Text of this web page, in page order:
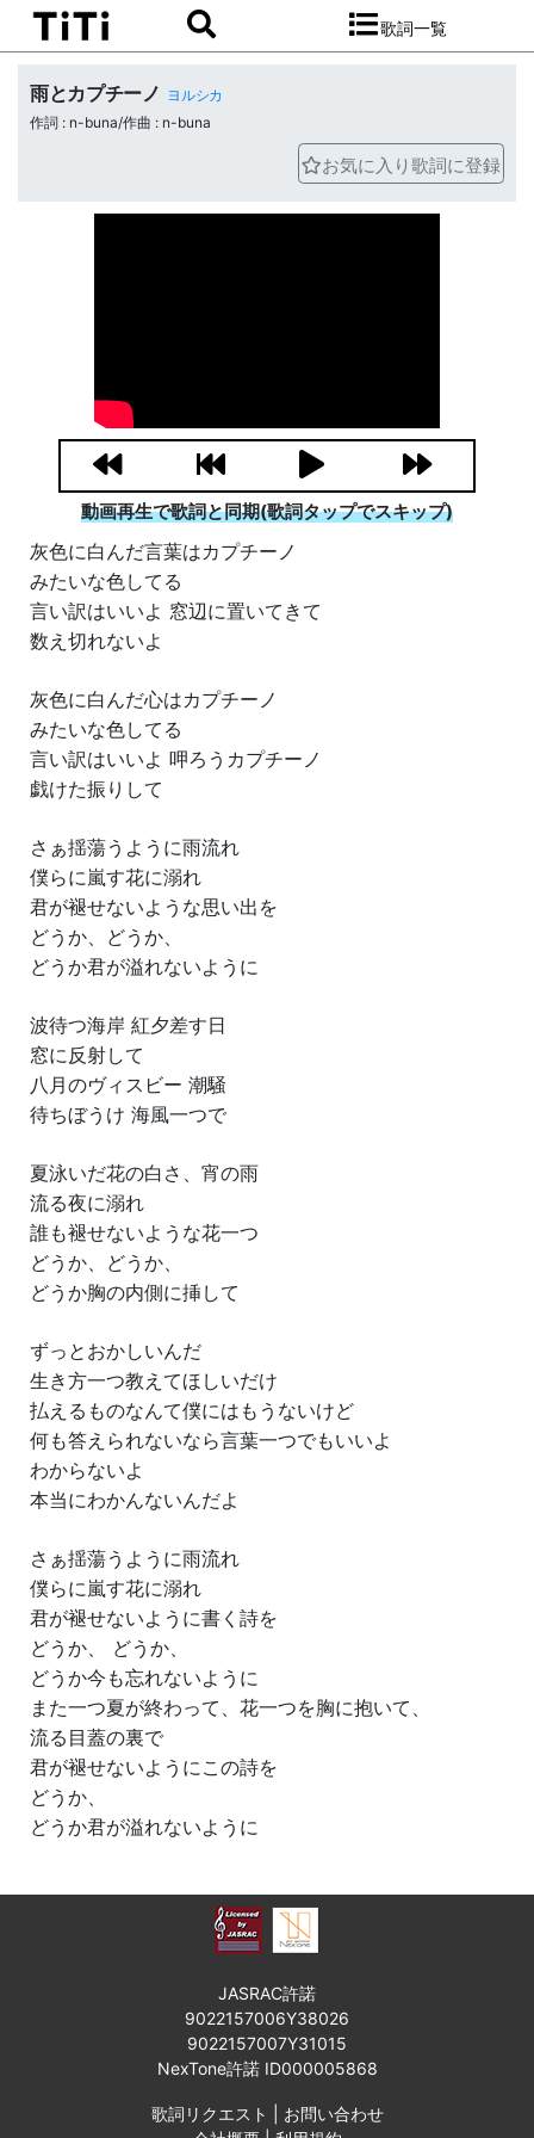
歌詞一覧
雨とカプチーノ ヨルシカ
作詞 : n-buna/作曲 : n-buna
お気に入り歌詞に登録
動画再生で歌詞と同期(歌詞タップでスキップ)
灰色に白んだ言葉はカプチーノ
みたいな色してる
言い訳はいいよ 窓辺に置いてきて
数え切れないよ
灰色に白んだ心はカプチーノ
みたいな色してる
言い訳はいいよ 呷ろうカプチーノ
戯けた振りして
さぁ揺蕩うように雨流れ
僕らに嵐す花に溺れ
君が褪せないような思い出を
どうか、どうか、
どうか君が溢れないように
波待つ海岸 紅夕差す日
窓に反射して
八月のヴィスビー 潮騒
待ちぼうけ 海風一つで
夏泳いだ花の白さ、宵の雨
流る夜に溺れ
誰も褪せないような花一つ
どうか、どうか、
どうか胸の内側に挿して
ずっとおかしいんだ
生き方一つ教えてほしいだけ
払えるものなんて僕にはもうないけど
何も答えられないなら言葉一つでもいいよ
わからないよ
本当にわかんないんだよ
さぁ揺蕩うように雨流れ
僕らに嵐す花に溺れ
君が褪せないように書く詩を
どうか、 どうか、
どうか今も忘れないように
また一つ夏が終わって、花一つを胸に抱いて、
流る目蓋の裏で
君が褪せないようにこの詩を
どうか、
どうか君が溢れないように
JASRAC許諾
9022157006Y38026
9022157007Y31015
NexTone許諾 ID000005868
歌詞リクエスト
お問い合わせ